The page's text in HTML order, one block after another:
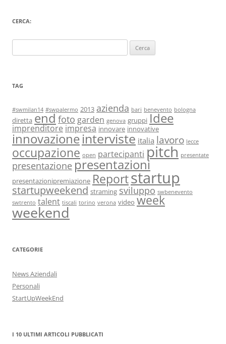
CERCA:
per:
TAG
#swmilan14 #swpalermo 2013 azienda bari benevento bologna
diretta endfoto garden genova gruppi Idee
imprenditore impresa innovare innovative
innovazioneinterviste italia lavoro lecce
occupazione open partecipanti pitch presentate
presentazione presentazioni
presentazionipremiazione Reportstartup
startupweekend straming sviluppo swbenevento
swtrento talent tiscali torino verona video week
weekend
CATEGORIE
News Aziendali
Personali
StartUpWeekEnd
I 10 ULTIMI ARTICOLI PUBBLICATI